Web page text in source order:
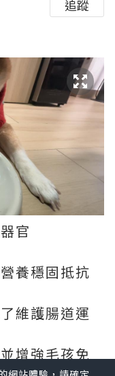
追蹤
官
養穩固抵抗
維護腸道運
增強毛孩免